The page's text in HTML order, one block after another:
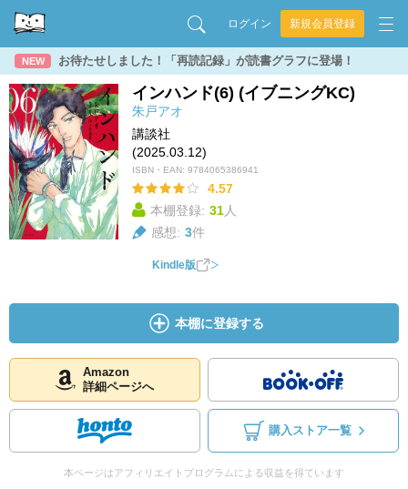
ログイン 新規会員登録
NEW お待たせしました！「再読記録」が読書グラフに登場！
インハンド(6) (イブニングKC)
朱戸アオ
講談社
(2025.03.12)
ISBN・EAN: 9784065386941
4.57
本棚登録: 31人
感想: 3件
Kindle版
本棚に登録する
Amazon
詳細ページへ
購入ストア一覧
本ページはアフィリエイトプログラムによる収益を得ています